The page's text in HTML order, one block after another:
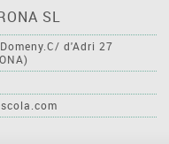
SL
d'Adri 27